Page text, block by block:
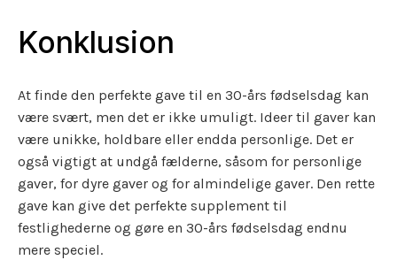
Konklusion
At finde den perfekte gave til en 30-års fødselsdag kan
være svært, men det er ikke umuligt. Ideer til gaver kan
være unikke, holdbare eller endda personlige. Det er
også vigtigt at undgå fælderne, såsom for personlige
gaver, for dyre gaver og for almindelige gaver. Den rette
gave kan give det perfekte supplement til
festlighederne og gøre en 30-års fødselsdag endnu
mere speciel.